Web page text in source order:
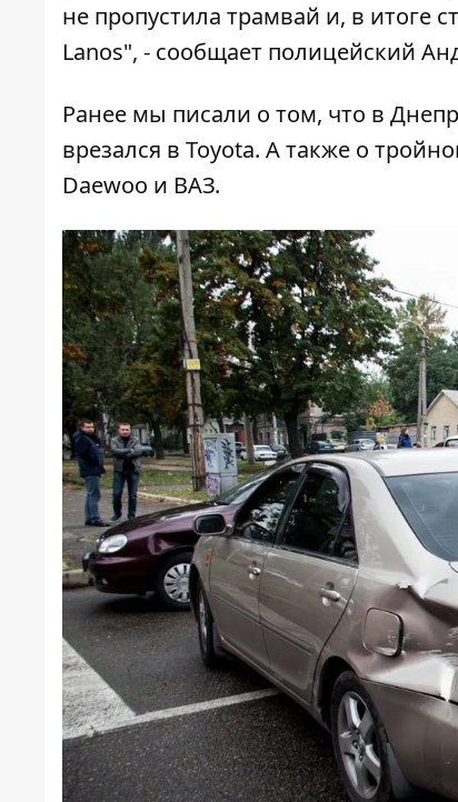
не пропустила трамвай и, в итоге
Lanos", - сообщает полицейский
Ранее мы писали о том, что в
врезался в Toyota. А также о
Daewoo и ВАЗ.